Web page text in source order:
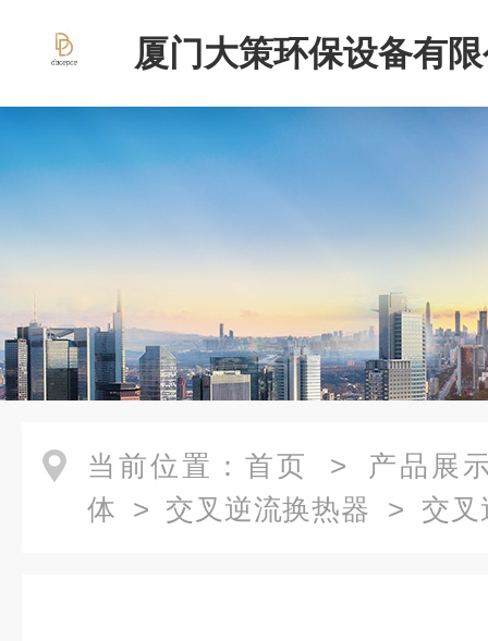
厦门大策环保设备有
当前位置： 首页 > 产品展
体 > 交叉逆流换热器 > 交叉